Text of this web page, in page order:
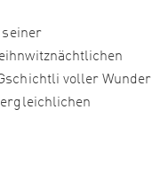
voller Wunder